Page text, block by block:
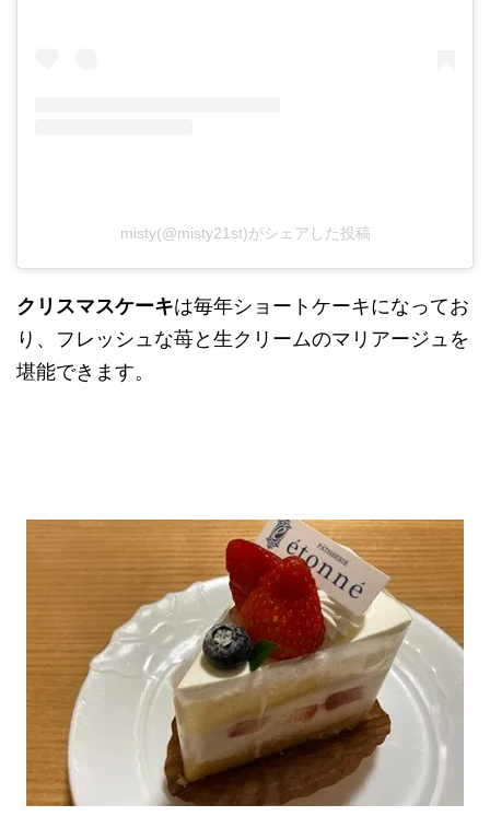
misty(@misty21st)がシェアした投稿
クリスマスケーキは毎年ショートケーキになってお
り、フレッシュな苺と生クリームのマリアージュを
堪能できます。